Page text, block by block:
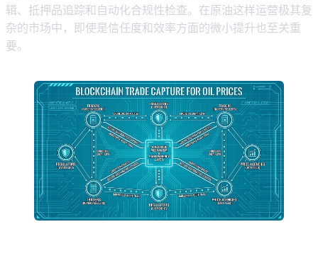
辑、抵押品追踪和自动化合规性检查。在原油这样运营极其复
杂的市场中，即使是信任度和效率方面的微小提升也至关重
要。